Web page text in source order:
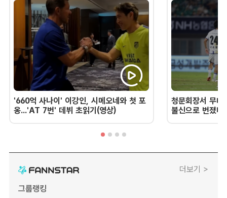
'660억 사나이' 이강인, 시메오네와 첫 포
옹...'AT 7번' 데뷔 초읽기(영상)
청문회장서 무너
불신으로 번졌
더보기 >
그룹랭킹